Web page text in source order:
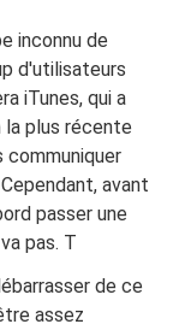
inconnu de
d'utilisateurs
iTunes, qui a
la plus récente
avant
passer une
pas. T
de ce
assez